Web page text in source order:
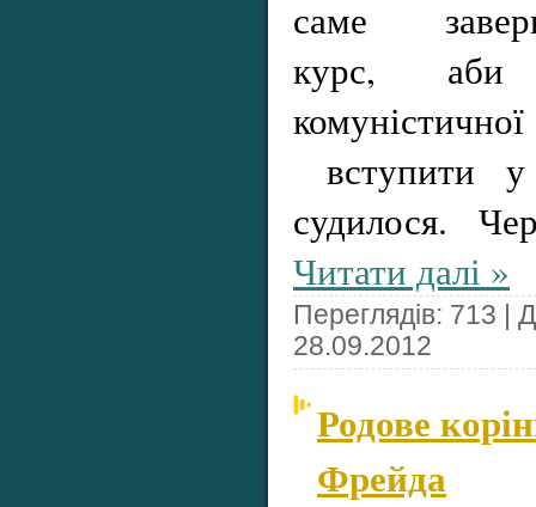
саме
курс, аби
вступити
судилося.
Читати далі »
Переглядів: 713 |
28.09.2012
Родове
Фрейда